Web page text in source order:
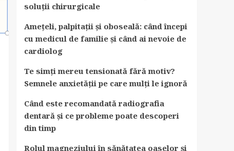
soluții chirurgicale
Amețeli, palpitații și oboseală: când începi
cu medicul de familie și când ai nevoie de
cardiolog
Te simți mereu tensionată fără motiv?
Semnele anxietății pe care mulți le ignoră
Când este recomandată radiografia
dentară și ce probleme poate descoperi
din timp
Rolul magneziului în sănătatea oaselor și